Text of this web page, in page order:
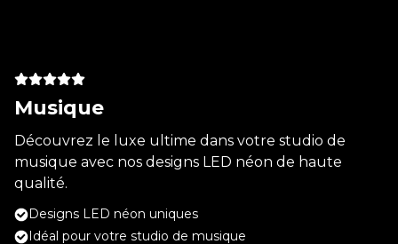
Musique
Découvrez le luxe ultime dans votre studio de
musique avec nos designs LED néon de haute
qualité.
Designs LED néon uniques
Idéal pour votre studio de musique